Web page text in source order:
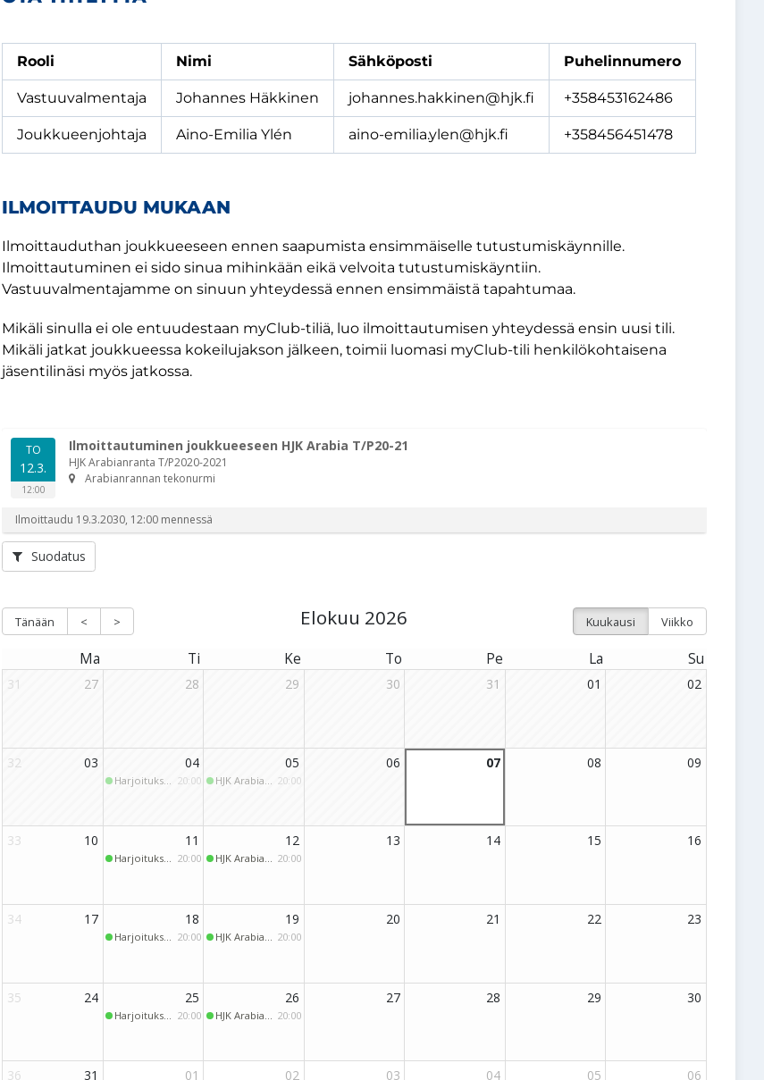
Rooli Nimi Sähköposti Puhelinnumero
Vastuuvalmentaja Johannes Häkkinen johannes.hakkinen@hjk.fi +358453162486
Joukkueenjohtaja Aino-Emilia Ylén aino-emilia.ylen@hjk.fi +358456451478
ILMOITTAUDU MUKAAN
Ilmoittauduthan joukkueeseen ennen saapumista ensimmäiselle tutustumiskäynnille.
Ilmoittautuminen ei sido sinua mihinkään eikä velvoita tutustumiskäyntiin.
Vastuuvalmentajamme on sinuun yhteydessä ennen ensimmäistä tapahtumaa.
Mikäli sinulla ei ole entuudestaan myClub-tiliä, luo ilmoittautumisen yhteydessä ensin uusi tili.
Mikäli jatkat joukkueessa kokeilujakson jälkeen, toimii luomasi myClub-tili henkilökohtaisena
jäsentilinäsi myös jatkossa.